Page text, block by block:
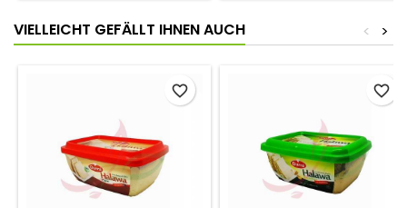
künstliches Aroma,
Geranienessenz
VIELLEICHT GEFÄLLT IHNEN AUCH >
<
favorite_border favorite_border